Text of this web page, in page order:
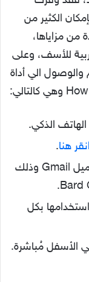
الكثير من
من مزاياها،
للأسف، وعلى
والوصول الي أداة
الذكي.
انقر هنا.
تسجيل الدخول إلى حسابك في جي ميل Gmail وذلك
بكل
الأسفل مُباشرة.